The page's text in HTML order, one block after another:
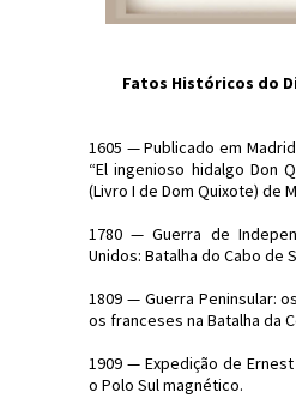
Fatos Históricos do
1605 — Publicado em
“El ingenioso hidalgo Don
(Livro I de Dom Quixote) de
1780 — Guerra de
Unidos: Batalha do Cabo de
1809 — Guerra Peninsular:
os franceses na Batalha da
1909 — Expedição de
o Polo Sul magnético.